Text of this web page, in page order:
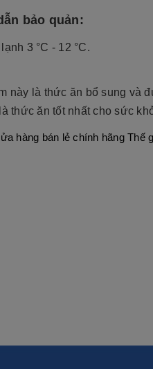
bảo quản:
3 °C - 12 °C.
này là thức ăn bổ sung và
thức ăn tốt nhất cho sức
hàng bán lẻ chính hãng Thế